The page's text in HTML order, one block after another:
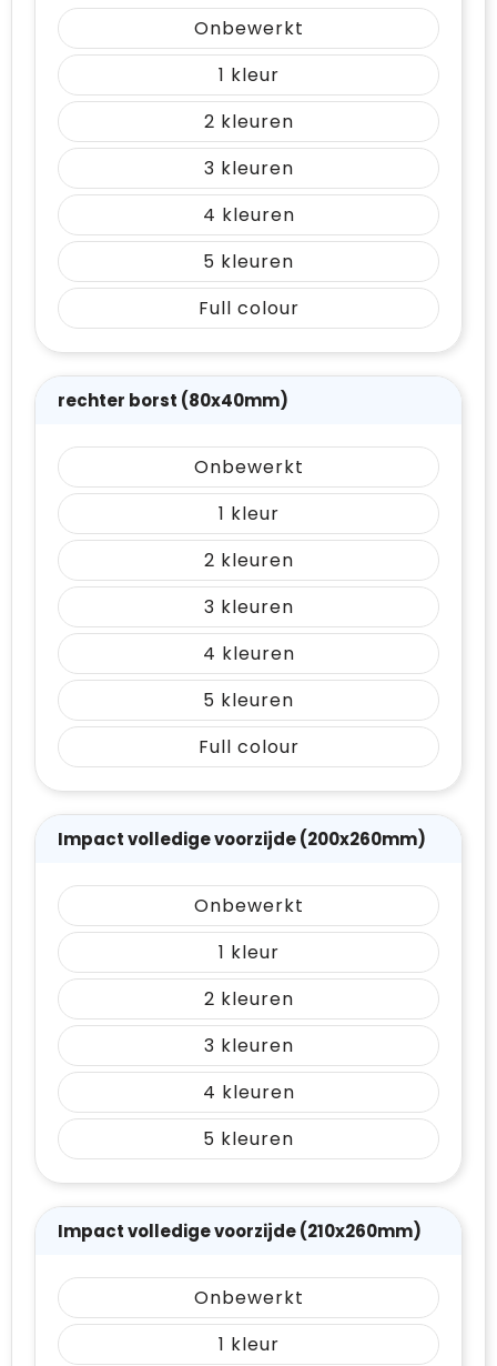
Onbewerkt
1
2
3
4
5
Full colour
rechter borst (80x40mm)
Onbewerkt
1
2
3
4
5
Full colour
Impact volledige voorzijde (200x260mm)
Onbewerkt
1
2
3
4
5
Impact volledige voorzijde (210x260mm)
Onbewerkt
1